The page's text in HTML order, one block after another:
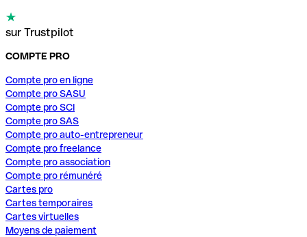
sur Trustpilot
COMPTE PRO
Compte pro en ligne
Compte pro SASU
Compte pro SCI
Compte pro SAS
Compte pro auto-entrepreneur
Compte pro freelance
Compte pro association
Compte pro rémunéré
Cartes pro
Cartes temporaires
Cartes virtuelles
Moyens de paiement